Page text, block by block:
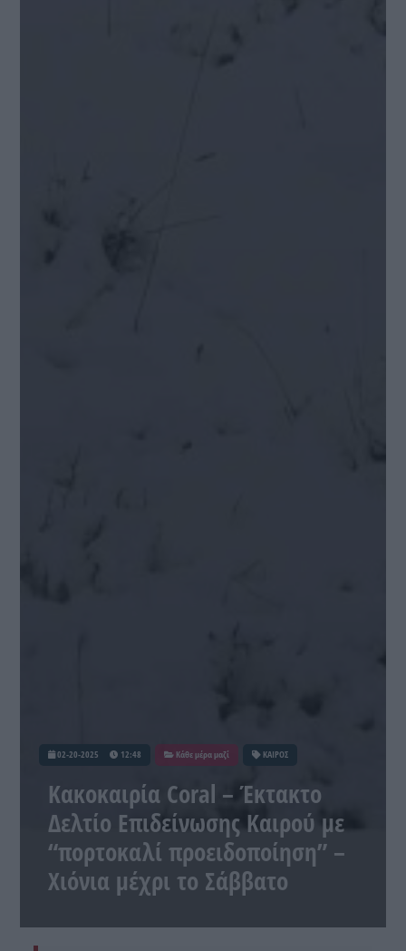
02-20-2025 12:48 Κάθε μέρα μαζί ΚΑΙΡΟΣ
Κακοκαιρία Coral – Έκτακτο
Δελτίο Επιδείνωσης Καιρού με
“πορτοκαλί προειδοποίηση” –
Χιόνια μέχρι το Σάββατο